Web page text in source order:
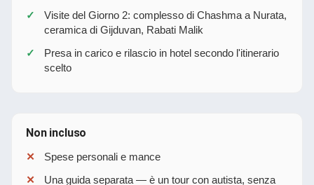
Visite del Giorno 2: complesso di Chashma a Nurata,
ceramica di Gijduvan, Rabati Malik
Presa in carico e rilascio in hotel secondo l'itinerario
scelto
Non incluso
Spese personali e mance
Una guida separata — è un tour con autista, senza